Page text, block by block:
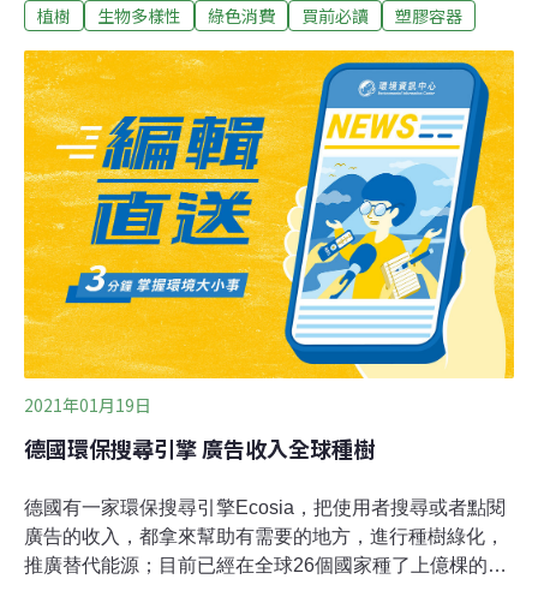
盆當贈苗容器，大打折扣。為響應減塑政策，林務局今年
處贈苗不再提供膠盆，而改以可分解的容器，讓環境綠美
化落實環保永續。一改贈苗用膠盆 今年贈苗要不塑植樹節
贈苗鼓勵植樹護地球，只是隨苗附贈的膠盆，違背了護地
球的美意。近3年（2018～2020）林務局各林管處辦理植
樹月活動之贈苗數量，每年平均約送出10萬多株，10萬多
個塑料容器也隨之送出。林務局專門委員李允中受訪時表
示，以往贈苗，權宜作法是直接從苗圃載運苗木到贈苗現
場，讓民眾好領取；如此一來，原本在苗圃能重複使用的
膠盆，等於少了重複使用的機會，也將塑料製品流入民眾
家中。李允中指出，民間雖有農民發展以
植樹 生物多樣性 綠色消費 買前必讀 塑膠容器
2021年01月19日
德國環保搜尋引擎 廣告收入全球種樹
德國有一家環保搜尋引擎Ecosia，把使用者搜尋或者點閱
廣告的收入，都拿來幫助有需要的地方，進行種樹綠化，
推廣替代能源；目前已經在全球26個國家種了上億棵的